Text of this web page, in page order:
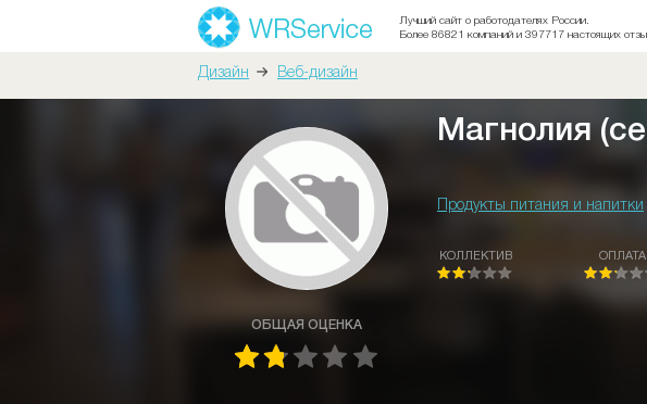
Лучший сайт о работодателях России.
Более 86821 компаний и 397717 настоящих
Дизайн Веб-дизайн
ОБЩАЯ ОЦЕНКА
Магнолия
Продукты питания и напитки
КОЛЛЕКТИВ ОПЛАТА